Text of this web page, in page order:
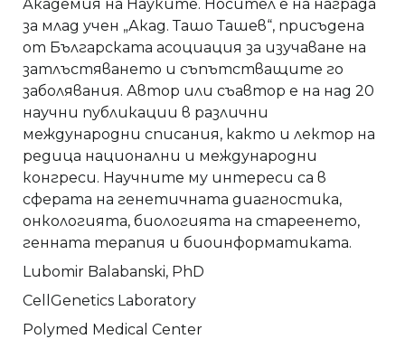
Академия на Науките. Носител е на награда
за млад учен „Акад. Ташо Ташев“, присъдена
от Българската асоциация за изучаване на
затлъстяването и съпътстващите го
заболявания. Автор или съавтор е на над 20
научни публикации в различни
международни списания, както и лектор на
редица национални и международни
конгреси. Научните му интереси са в
сферата на генетичната диагностика,
онкологията, биологията на стареенето,
генната терапия и биоинформатиката.
Lubomir Balabanski, PhD
CellGenetics Laboratory
Polymed Medical Center